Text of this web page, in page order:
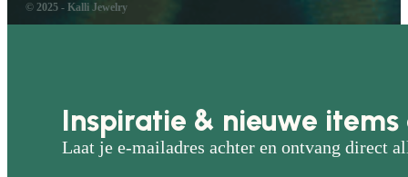
© 2025 - Kalli Jewelry
Inspiratie & nieuwe
Laat je e-mailadres achter en ontvang direct